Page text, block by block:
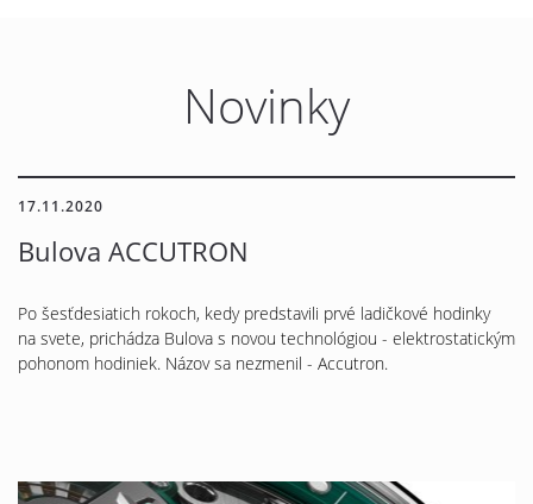
Novinky
17.11.2020
Bulova ACCUTRON
Po šesťdesiatich rokoch, kedy predstavili prvé ladičkové hodinky
na svete, prichádza Bulova s novou technológiou - elektrostatickým
pohonom hodiniek. Názov sa nezmenil - Accutron.